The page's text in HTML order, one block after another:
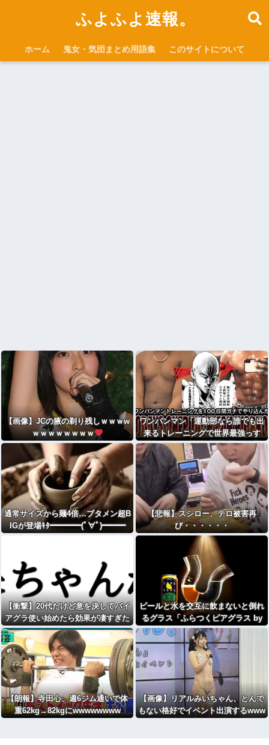
ふよふよ速報。
ホーム 鬼女・気団まとめ用語集 このサイトについて
【画像】JCの腋の剃り残しｗｗｗw
ｗｗｗｗｗｗｗｗ
ワンパンマン「運動部なら誰でも出
来るトレーニングで世界最強っす
笑」
なろうじゃん
通常サイズから麺4倍…ブタメン超B
IGが登場ｷﾀ━━━━(ﾟ∀ﾟ)━━━
【悲報】スシロー、テロ被害再
び・・・・・・
【衝撃】20代だけど意を決してバイ
アグラ使い始めたら効果が凄すぎた
wwww
ビールと水を交互に飲まないと倒れ
るグラス「ふらつくビアグラス by
よなよなエール」販売開始
【朗報】寺田心、週6ジム通いで体
重62kg→82kgにwwwwwwww
【画像】リアルみいちゃん、とんで
もない格好でイベント出演するwww